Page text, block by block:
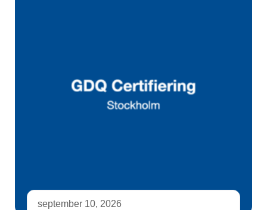
september 10, 2026